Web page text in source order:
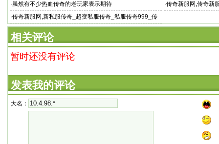
·虽然有不少热血传奇的老玩家表示期待 ·传奇新服网,传奇新
·传奇新服网,新私服传奇_超变私服传奇_私服传奇999_传
奇网站_原
相关评论
暂时还没有评论
发表我的评论
大名：